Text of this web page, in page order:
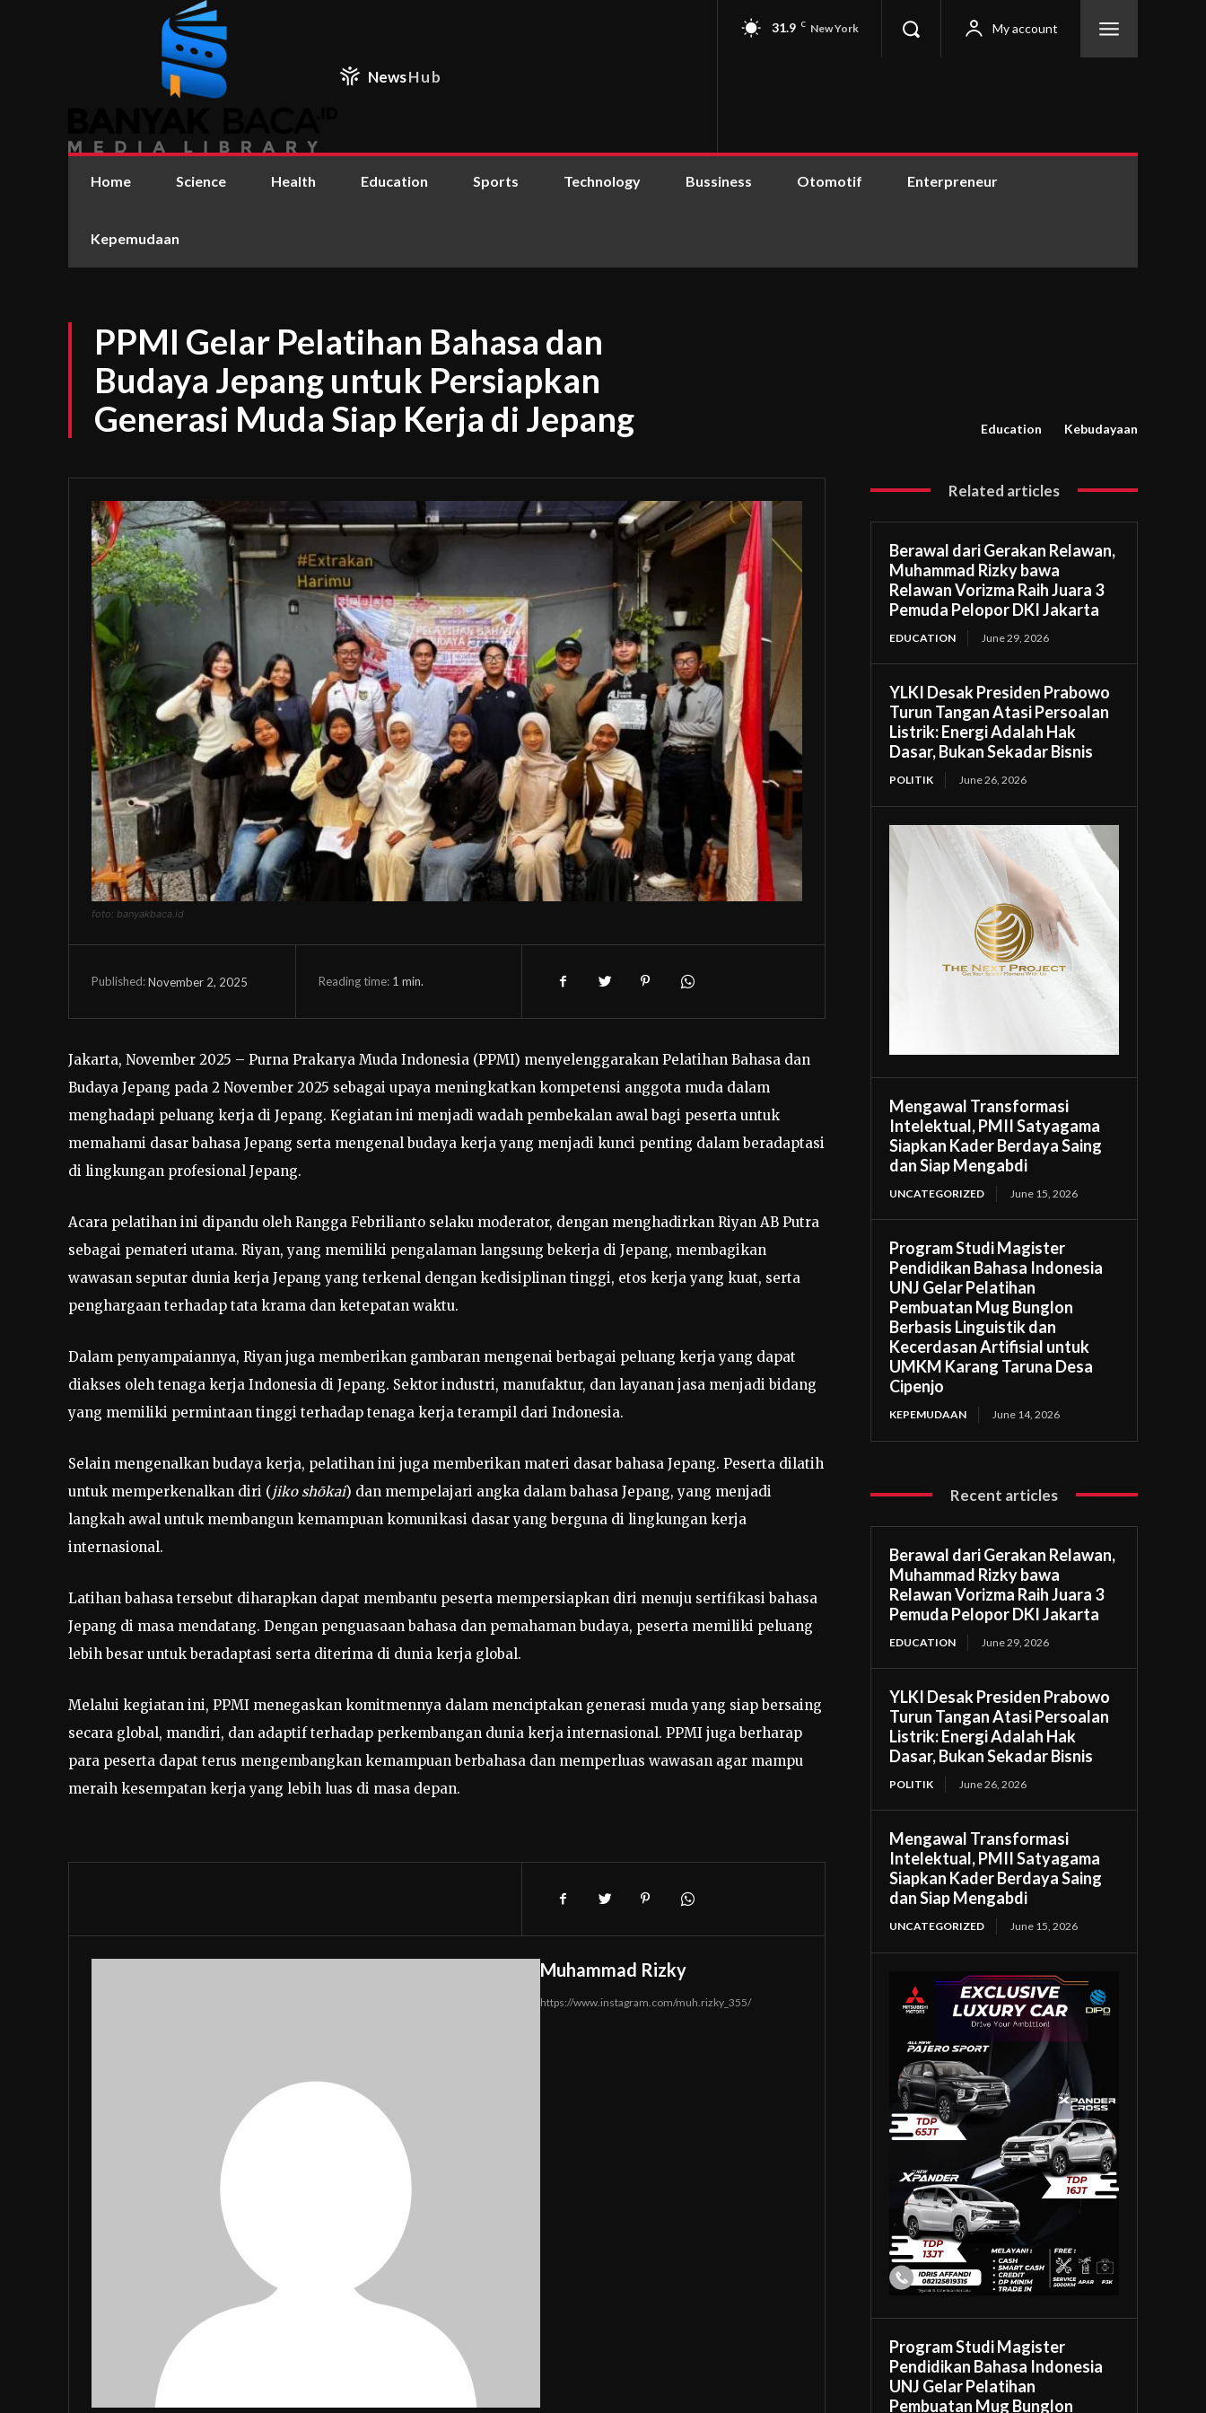
NewsHub
31.9 C New York My account
Home Science Health Education Sports Technology Bussiness Otomotif Enterpreneur
Kepemudaan
PPMI Gelar Pelatihan Bahasa dan
Budaya Jepang untuk Persiapkan
Generasi Muda Siap Kerja di Jepang
Education Kebudayaan
foto: banyakbaca.id
Published:November 2, 2025 Reading time: 1 min.
Jakarta, November 2025 – Purna Prakarya Muda Indonesia (PPMI) menyelenggarakan Pelatihan Bahasa dan
Budaya Jepang pada 2 November 2025 sebagai upaya meningkatkan kompetensi anggota muda dalam
menghadapi peluang kerja di Jepang. Kegiatan ini menjadi wadah pembekalan awal bagi peserta untuk
memahami dasar bahasa Jepang serta mengenal budaya kerja yang menjadi kunci penting dalam beradaptasi
di lingkungan profesional Jepang.
Acara pelatihan ini dipandu oleh Rangga Febrilianto selaku moderator, dengan menghadirkan Riyan AB Putra
sebagai pemateri utama. Riyan, yang memiliki pengalaman langsung bekerja di Jepang, membagikan
wawasan seputar dunia kerja Jepang yang terkenal dengan kedisiplinan tinggi, etos kerja yang kuat, serta
penghargaan terhadap tata krama dan ketepatan waktu.
Dalam penyampaiannya, Riyan juga memberikan gambaran mengenai berbagai peluang kerja yang dapat
diakses oleh tenaga kerja Indonesia di Jepang. Sektor industri, manufaktur, dan layanan jasa menjadi bidang
yang memiliki permintaan tinggi terhadap tenaga kerja terampil dari Indonesia.
Selain mengenalkan budaya kerja, pelatihan ini juga memberikan materi dasar bahasa Jepang. Peserta dilatih
untuk memperkenalkan diri (jiko shōkai) dan mempelajari angka dalam bahasa Jepang, yang menjadi
langkah awal untuk membangun kemampuan komunikasi dasar yang berguna di lingkungan kerja
internasional.
Latihan bahasa tersebut diharapkan dapat membantu peserta mempersiapkan diri menuju sertifikasi bahasa
Jepang di masa mendatang. Dengan penguasaan bahasa dan pemahaman budaya, peserta memiliki peluang
lebih besar untuk beradaptasi serta diterima di dunia kerja global.
Melalui kegiatan ini, PPMI menegaskan komitmennya dalam menciptakan generasi muda yang siap bersaing
secara global, mandiri, dan adaptif terhadap perkembangan dunia kerja internasional. PPMI juga berharap
para peserta dapat terus mengembangkan kemampuan berbahasa dan memperluas wawasan agar mampu
meraih kesempatan kerja yang lebih luas di masa depan.
Muhammad Rizky
https://www.instagram.com/muh.rizky_355/
Related articles
Berawal dari Gerakan Relawan,
Muhammad Rizky bawa
Relawan Vorizma Raih Juara 3
Pemuda Pelopor DKI Jakarta
EDUCATION June 29, 2026
YLKI Desak Presiden Prabowo
Turun Tangan Atasi Persoalan
Listrik: Energi Adalah Hak
Dasar, Bukan Sekadar Bisnis
POLITIK June 26, 2026
Mengawal Transformasi
Intelektual, PMII Satyagama
Siapkan Kader Berdaya Saing
dan Siap Mengabdi
UNCATEGORIZED June 15, 2026
Program Studi Magister
Pendidikan Bahasa Indonesia
UNJ Gelar Pelatihan
Pembuatan Mug Bunglon
Berbasis Linguistik dan
Kecerdasan Artifisial untuk
UMKM Karang Taruna Desa
Cipenjo
KEPEMUDAAN June 14, 2026
Recent articles
Berawal dari Gerakan Relawan,
Muhammad Rizky bawa
Relawan Vorizma Raih Juara 3
Pemuda Pelopor DKI Jakarta
EDUCATION June 29, 2026
YLKI Desak Presiden Prabowo
Turun Tangan Atasi Persoalan
Listrik: Energi Adalah Hak
Dasar, Bukan Sekadar Bisnis
POLITIK June 26, 2026
Mengawal Transformasi
Intelektual, PMII Satyagama
Siapkan Kader Berdaya Saing
dan Siap Mengabdi
UNCATEGORIZED June 15, 2026
Program Studi Magister
Pendidikan Bahasa Indonesia
UNJ Gelar Pelatihan
Pembuatan Mug Bunglon